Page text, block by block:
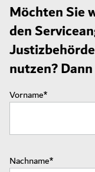
Möchten Sie
den
nutzen?
Vorname
Nachname